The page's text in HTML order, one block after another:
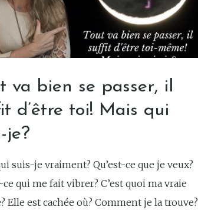
va bien se passer, il
d’être toi! Mais qui
je?
suis-je vraiment? Qu’est-ce que je veux?
ce qui me fait vibrer? C’est quoi ma vraie
Elle est cachée où? Comment je la trouve?